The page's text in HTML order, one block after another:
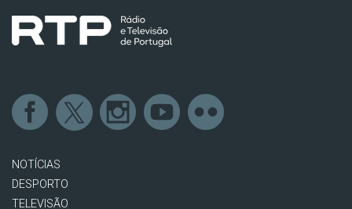
NOTÍCIAS
DESPORTO
TELEVISÃO